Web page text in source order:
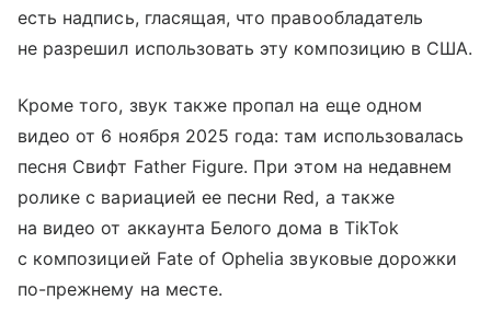
есть надпись, гласящая, что правообладатель
не разрешил использовать эту композицию в США.
Кроме того, звук также пропал на еще одном
видео от 6 ноября 2025 года: там использовалась
песня Свифт Father Figure. При этом на недавнем
ролике с вариацией ее песни Red, а также
на видео от аккаунта Белого дома в TikTok
с композицией Fate of Ophelia звуковые дорожки
по-прежнему на месте.